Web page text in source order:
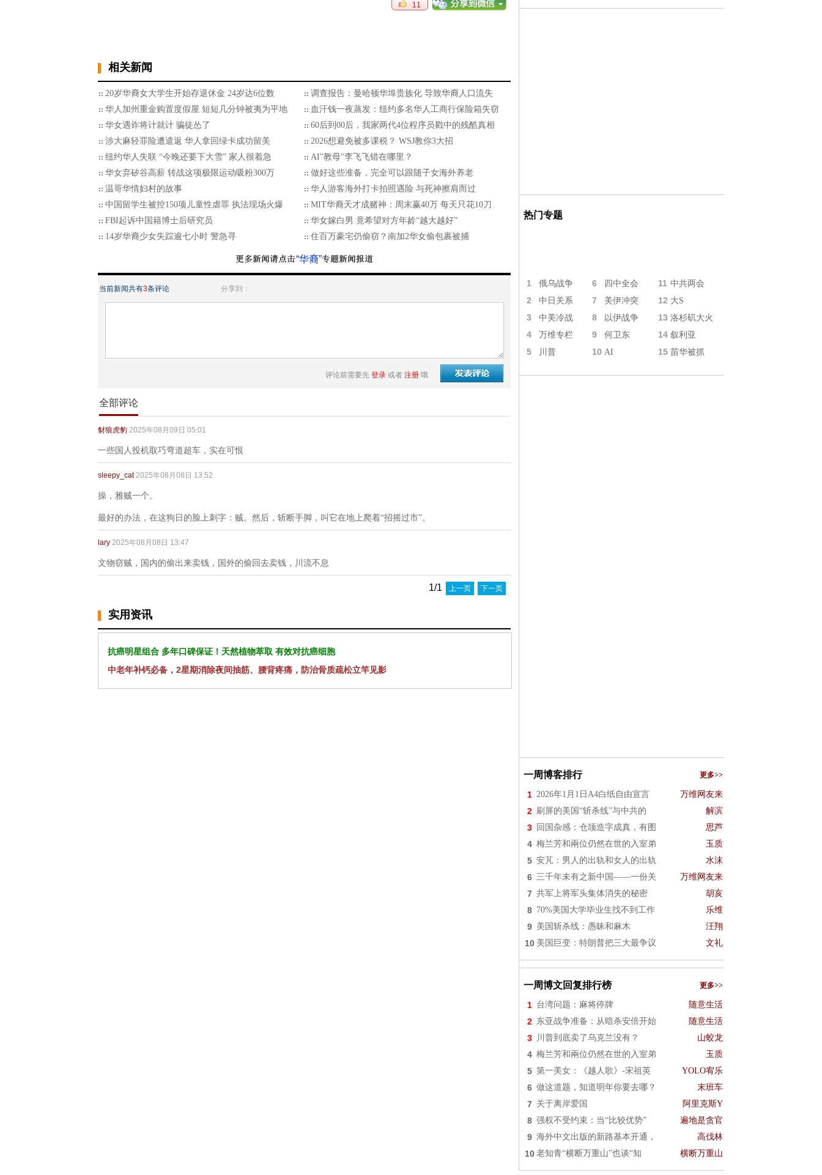
11
相关新闻
20岁华裔女大学生开始存退休金 24岁达6位数
调查报告：曼哈顿华埠贵族化 导致华裔人口流失
华人加州重金购置度假屋 短短几分钟被夷为平地
血汗钱一夜蒸发：纽约多名华人工商行保险箱失窃
华女遇诈将计就计 骗徒怂了
60后到00后，我家两代4位程序员戳中的残酷真相
涉大麻轻罪险遭遣返 华人拿回绿卡成功留美
2026想避免被多课税？ WSJ教你3大招
纽约华人失联 “今晚还要下大雪” 家人很着急
AI"教母"李飞飞错在哪里？
华女弃矽谷高薪 转战这项极限运动吸粉300万
做好这些准备，完全可以跟随子女海外养老
温哥华情妇村的故事
华人游客海外打卡拍照遇险 与死神擦肩而过
中国留学生被控150项儿童性虐罪 执法现场火爆
MIT华裔天才成赌神：周末赢40万 每天只花10刀
FBI起诉中国籍博士后研究员
华女嫁白男 竟希望对方年龄“越大越好”
14岁华裔少女失踪逾七小时 警急寻
住百万豪宅仍偷窃？南加2华女偷包裹被捕
“华裔”
当前新闻共有3条评论 分享到：
评论前需要先 登录 或者 注册 哦
全部评论
豺狼虎豹 2025年08月09日 05:01
一些国人投机取巧弯道超车，实在可恨
sleepy_cat 2025年08月08日 13:52
操，雅贼一个。
最好的办法，在这狗日的脸上刺字：贼。然后，斩断手脚，叫它在地上爬着“招摇过市”。
lary 2025年08月08日 13:47
文物窃贼，国内的偷出来卖钱，国外的偷回去卖钱，川流不息
1/1 上一页 下一页
实用资讯
抗癌明星组合 多年口碑保证！天然植物萃取 有效对抗癌细胞
中老年补钙必备，2星期消除夜间抽筋、腰背疼痛，防治骨质疏松立竿见影
热门专题
1 俄乌战争 6 四中全会 11 中共两会
2 中日关系 7 美伊冲突 12 大S
3 中美冷战 8 以伊战争 13 洛杉矶大火
4 万维专栏 9 何卫东 14 叙利亚
5 川普 10 AI 15 苗华被抓
一周博客排行 更多>>
1 2026年1月1日A4白纸自由宣言 万维网友来
2 刷屏的美国“斩杀线”与中共的 解滨
3 回国杂感：仓颉造字成真，有图 思芦
4 梅兰芳和兩位仍然在世的入室弟 玉质
5 安芃：男人的出轨和女人的出轨 水沫
6 三千年未有之新中国——一份关 万维网友来
7 共军上将军头集体消失的秘密 胡亥
8 70%美国大学毕业生找不到工作 乐维
9 美国斩杀线：愚昧和麻木 汪翔
10 美国巨变：特朗普把三大最争议 文礼
一周博文回复排行榜 更多>>
1 台湾问题：麻将停牌 随意生活
2 东亚战争准备：从暗杀安倍开始 随意生活
3 川普到底卖了乌克兰没有？ 山蛟龙
4 梅兰芳和兩位仍然在世的入室弟 玉质
5 第一美女：《越人歌》-宋祖英 YOLO宥乐
6 做这道题，知道明年你要去哪？ 末班车
7 关于离岸爱国 阿里克斯Y
8 强权不受约束：当“比较优势” 遍地是贪官
9 海外中文出版的新路基本开通， 高伐林
10 老知青“横断万重山”也谈“知 横断万重山